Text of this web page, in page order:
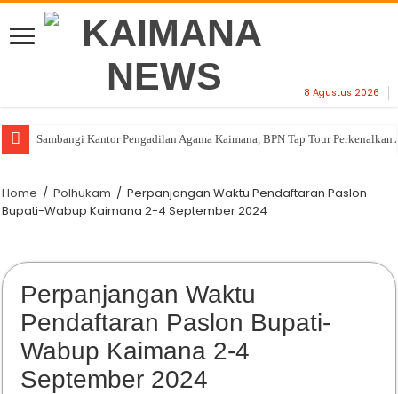
8 Agustus 2026
Sambangi Kantor Pengadilan Agama Kaimana, BPN Tap Tour
Home / Polhukam / Perpanjangan Waktu Pendaftaran Paslon
Bupati-Wabup Kaimana 2-4 September 2024
Perpanjangan Waktu
Pendaftaran Paslon Bupati-
Wabup Kaimana 2-4
September 2024